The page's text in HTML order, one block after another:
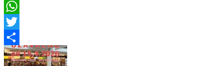
Message
WhatsApp
Twitter
Share